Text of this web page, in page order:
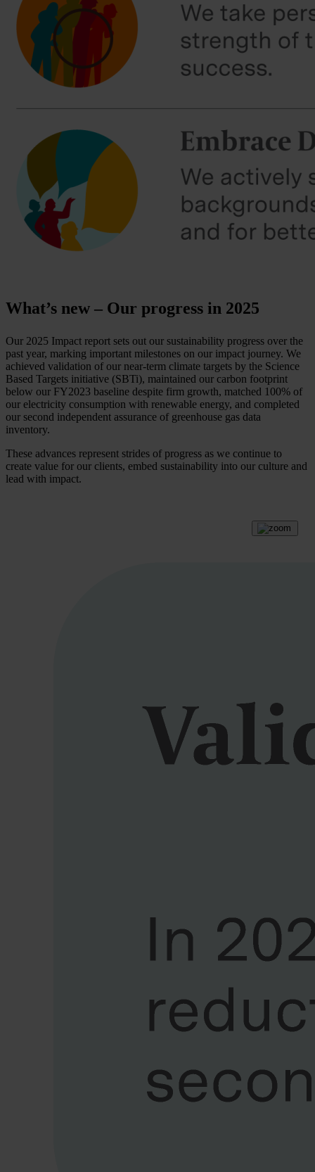
What’s new – Our progress in 2025
Our 2025 Impact report sets out our sustainability progress over the
past year, marking important milestones on our impact journey. We
achieved validation of our near-term climate targets by the Science
Based Targets initiative (SBTi), maintained our carbon footprint
below our FY2023 baseline despite firm growth, matched 100% of
our electricity consumption with renewable energy, and completed
our second independent assurance of greenhouse gas data
inventory.
These advances represent strides of progress as we continue to
create value for our clients, embed sustainability into our culture and
lead with impact.